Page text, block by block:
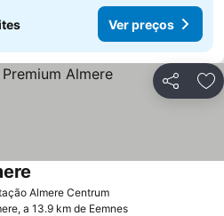
Ver preços
Partilhar
Almere Centrum
a 13.9 km de Eemnes